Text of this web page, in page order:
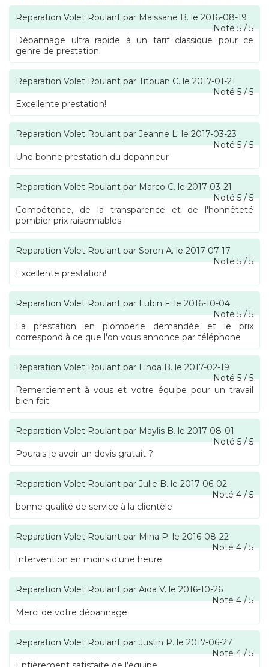
Reparation Volet Roulant par Maïssane B. le 2016-08-19
Noté5/5
Dépannage ultra rapide à un tarif classique pour ce
genre de prestation
Reparation Volet Roulant par Titouan C. le 2017-01-21
Noté5/5
Excellente prestation!
Reparation Volet Roulant par Jeanne L. le 2017-03-23
Noté5/5
Une bonne prestation du depanneur
Reparation Volet Roulant par Marco C. le 2017-03-21
Noté5/5
Compétence, de la transparence et de l'honnêteté
pombier prix raisonnables
Reparation Volet Roulant par Soren A. le 2017-07-17
Noté5/5
Excellente prestation!
Reparation Volet Roulant par Lubin F. le 2016-10-04
Noté5/5
La prestation en plomberie demandée et le prix
correspond à ce que l'on vous annonce par téléphone
Reparation Volet Roulant par Linda B. le 2017-02-19
Noté5/5
Remerciement à vous et votre équipe pour un travail
bien fait
Reparation Volet Roulant par Maylis B. le 2017-08-01
Noté5/5
Pourais-je avoir un devis gratuit ?
Reparation Volet Roulant par Julie B. le 2017-06-02
Noté4/5
bonne qualité de service à la clientèle
Reparation Volet Roulant par Mina P. le 2016-08-22
Noté4/5
Intervention en moins d'une heure
Reparation Volet Roulant par Aïda V. le 2016-10-26
Noté4/5
Merci de votre dépannage
Reparation Volet Roulant par Justin P. le 2017-06-27
Noté4/5